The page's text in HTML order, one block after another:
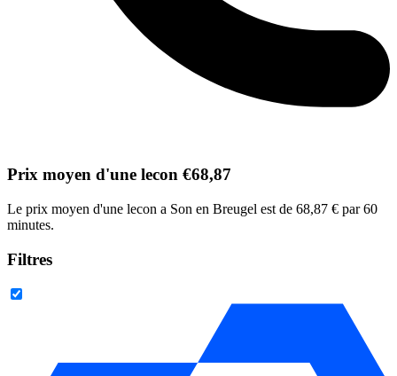
Prix moyen d'une lecon €68,87
Le prix moyen d'une lecon a Son en Breugel est de 68,87 € par 60
minutes.
Filtres